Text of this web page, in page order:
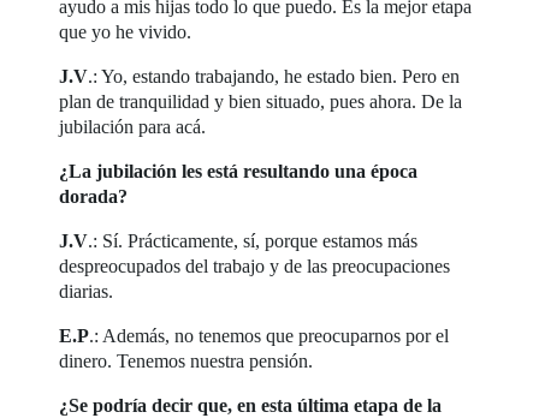
ayudo a mis hijas todo lo que puedo. Es la mejor etapa
que yo he vivido.
J.V.: Yo, estando trabajando, he estado bien. Pero en
plan de tranquilidad y bien situado, pues ahora. De la
jubilación para acá.
¿La jubilación les está resultando una época
dorada?
J.V.: Sí. Prácticamente, sí, porque estamos más
despreocupados del trabajo y de las preocupaciones
diarias.
E.P.: Además, no tenemos que preocuparnos por el
dinero. Tenemos nuestra pensión.
¿Se podría decir que, en esta última etapa de la